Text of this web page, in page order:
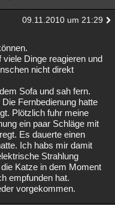
09.11.2010 um 21:29
Dinge reagieren und
nicht direkt
Sofa und sah fern.
Fernbedienung hatte
Plötzlich fuhr meine
ein paar Schläge mit
Es dauerte einen
Ich habs mir damit
Strahlung
Katze in dem Moment
empfunden hat.
vorgekommen.